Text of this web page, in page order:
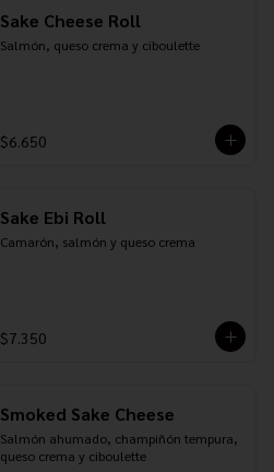
Sake Cheese Roll
Salmón, queso crema y ciboulette
$6.650
Sake Ebi Roll
Camarón, salmón y queso crema
$7.350
Smoked Sake Cheese
Salmón ahumado, champiñón tempura,
queso crema y ciboulette